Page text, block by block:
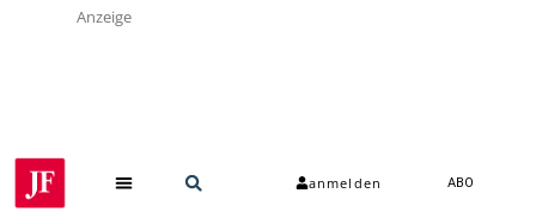
Anzeige
anmelden ABO